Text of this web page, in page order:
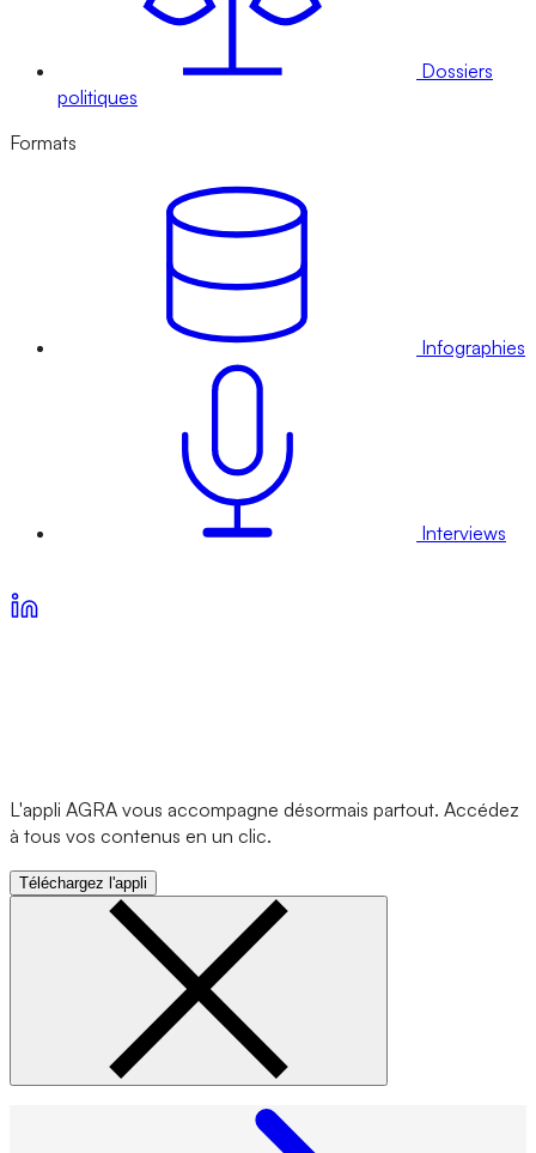
Dossiers
politiques
Formats
Infographies
Interviews
L'appli AGRA vous accompagne désormais partout. Accédez
à tous vos contenus en un clic.
Téléchargez l'appli